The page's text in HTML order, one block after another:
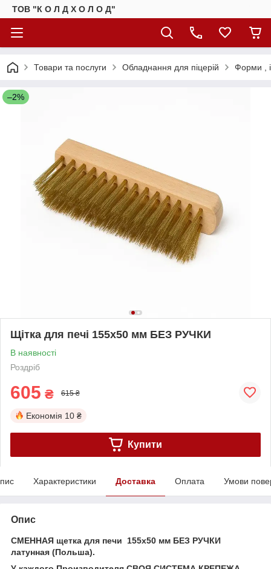
ТОВ "К О Л Д Х О Л О Д"
Товари та послуги Обладнання для піцерій Форми ,
–2%
Щітка для печі 155х50 мм БЕЗ РУЧКИ
В наявності
Роздріб
605 ₴ 615 ₴
Економія 10 ₴
Купити
Характеристики Доставка Оплата Умови
Опис
СМЕННАЯ щетка для печи 155х50 мм БЕЗ РУЧКИ
латунная (Польша).